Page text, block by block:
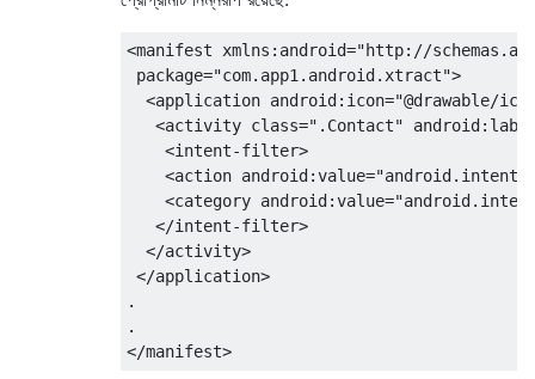
<manifest xmlns:android="http://
package="com.app1.android.xtract">
<application android:icon="@drawable/
<activity class=".Contact"
    <intent-filter>
<action
<category
   </intent-filter>
  </activity>
</application>
.
.